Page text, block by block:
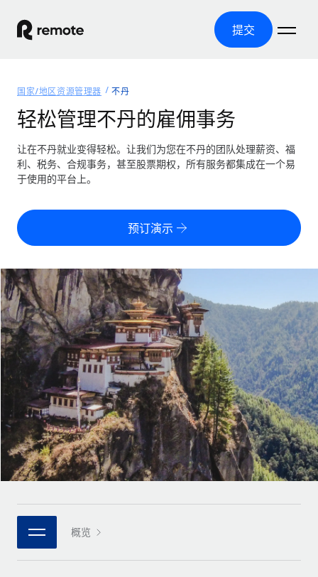
提交
产品
全球招聘
全球薪资管理
轻松运行合规薪资
零实体成本实现全球扩张
全球合规聘用合同工
合同工管理
全球合同工入职与管理
PEO
外包复杂雇佣任务
基础设施
Remote Embedded
将人力资源无缝融入工作流程
团队的内置核心人力资源功能
连接 新的
使用我们的 MCP 将任何人工智能工具与 Remote 平台相连
覆盖全球
美国各州浏览器
Remote 无惧对比
了解我们的竞争优势
成长阶段
初创企业
为成长型企业量身打造的全球敏捷型人力资源与薪资解决方案
中型市场
通过定制化人力资源解决方案扩展团队
企业
与我们携手合作
战略技术合作伙伴
资源
工具与计算器
误分类风险计算工具
员工成本计算器
计算任何国家的员工总成本
合同工薪酬结算计算器
探索全球合同工的结算货币选项与结算速度
通过 REMOTE 学习
研究与指引
案例研究
人力资源术语表
核对表和模板
职位描述库
网络研讨会
定价
中文（简体）
English
Nederlands
Français
Deutsch
Español
Italiano
Português (Portugal)
日本語
登录
国家/地区资源管理器 不丹
轻松管理不丹的雇佣事务
让在不丹就业变得轻松。让我们为您在不丹的团队处理薪资、福
利、税务、合规事务，甚至股票期权，所有服务都集成在一个易
于使用的平台上。
预订演示
概览